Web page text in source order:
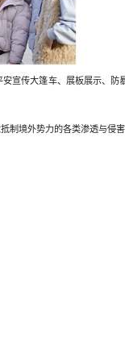
宣传大篷车、展板展示、
境外势力的各类渗透与侵